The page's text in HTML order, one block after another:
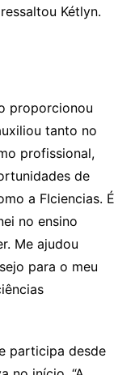
Kétlyn.
proporcionou
tanto no
profissional,
de
a FIciencias. É
no ensino
Me ajudou
para o meu
participa desde